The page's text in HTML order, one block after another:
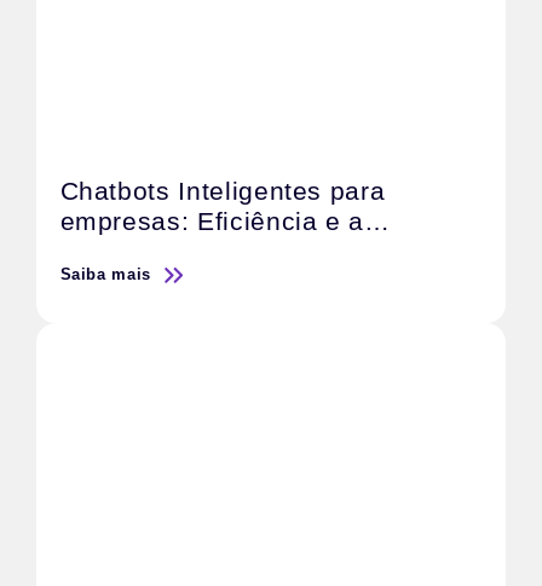
Chatbots Inteligentes para
empresas: Eficiência e a
Saiba mais